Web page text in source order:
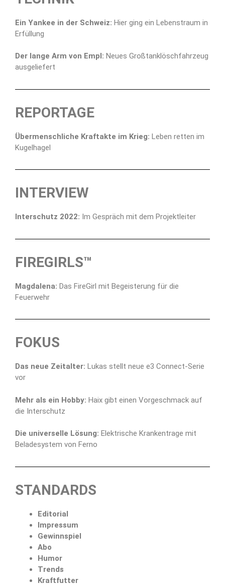
Ein Yankee in der Schweiz: Hier ging ein Lebenstraum in
Erfüllung
Der lange Arm von Empl: Neues Großtanklöschfahrzeug
ausgeliefert
REPORTAGE
Übermenschliche Kraftakte im Krieg: Leben retten im
Kugelhagel
INTERVIEW
Interschutz 2022: Im Gespräch mit dem Projektleiter
FIREGIRLS™
Magdalena: Das FireGirl mit Begeisterung für die
Feuerwehr
FOKUS
Das neue Zeitalter: Lukas stellt neue e3 Connect-Serie
vor
Mehr als ein Hobby: Haix gibt einen Vorgeschmack auf
die Interschutz
Die universelle Lösung: Elektrische Krankentrage mit
Beladesystem von Ferno
STANDARDS
Editorial
Impressum
Gewinnspiel
Abo
Humor
Trends
Kraftfutter